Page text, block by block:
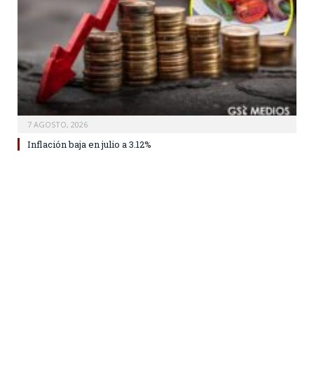
7 AGOSTO, 2026
Inflación baja en julio a 3.12%